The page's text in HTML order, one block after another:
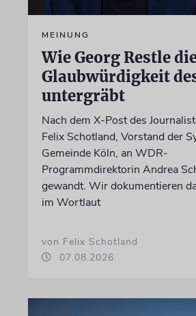
MEINUNG
Wie Georg Restle
Glaubwürdigkeit
untergräbt
Nach dem X-Post des
Felix Schotland, Vorstand der
Gemeinde Köln, an WDR-
Programmdirektorin Andrea
gewandt. Wir dokumentieren
im Wortlaut
von Felix Schotland
07.08.2026